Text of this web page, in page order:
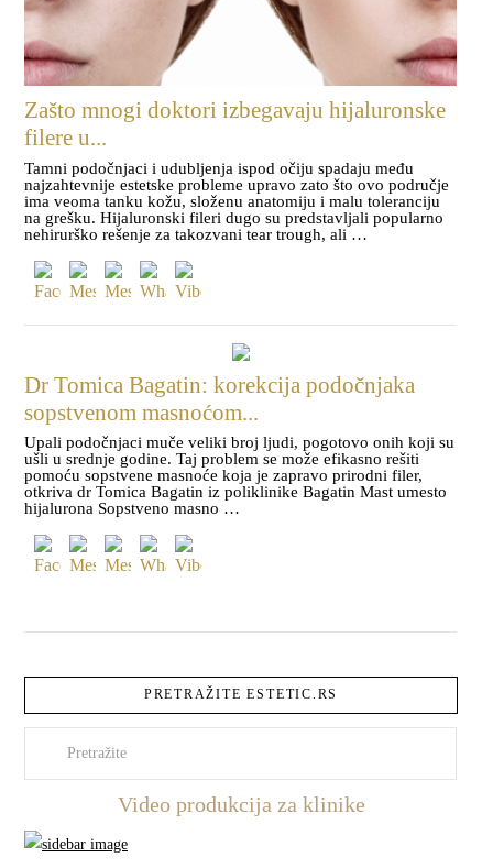
Zašto mnogi doktori izbegavaju hijaluronske
filere u...
Tamni podočnjaci i udubljenja ispod očiju spadaju među
najzahtevnije estetske probleme upravo zato što ovo područje
ima veoma tanku kožu, složenu anatomiju i malu toleranciju
na grešku. Hijaluronski fileri dugo su predstavljali popularno
nehirurško rešenje za takozvani tear trough, ali …
Dr Tomica Bagatin: korekcija podočnjaka
sopstvenom masnoćom...
Upali podočnjaci muče veliki broj ljudi, pogotovo onih koji su
ušli u srednje godine. Taj problem se može efikasno rešiti
pomoću sopstvene masnoće koja je zapravo prirodni filer,
otkriva dr Tomica Bagatin iz poliklinike Bagatin Mast umesto
hijalurona Sopstveno masno …
PRETRAŽITE ESTETIC.RS
Video produkcija za klinike